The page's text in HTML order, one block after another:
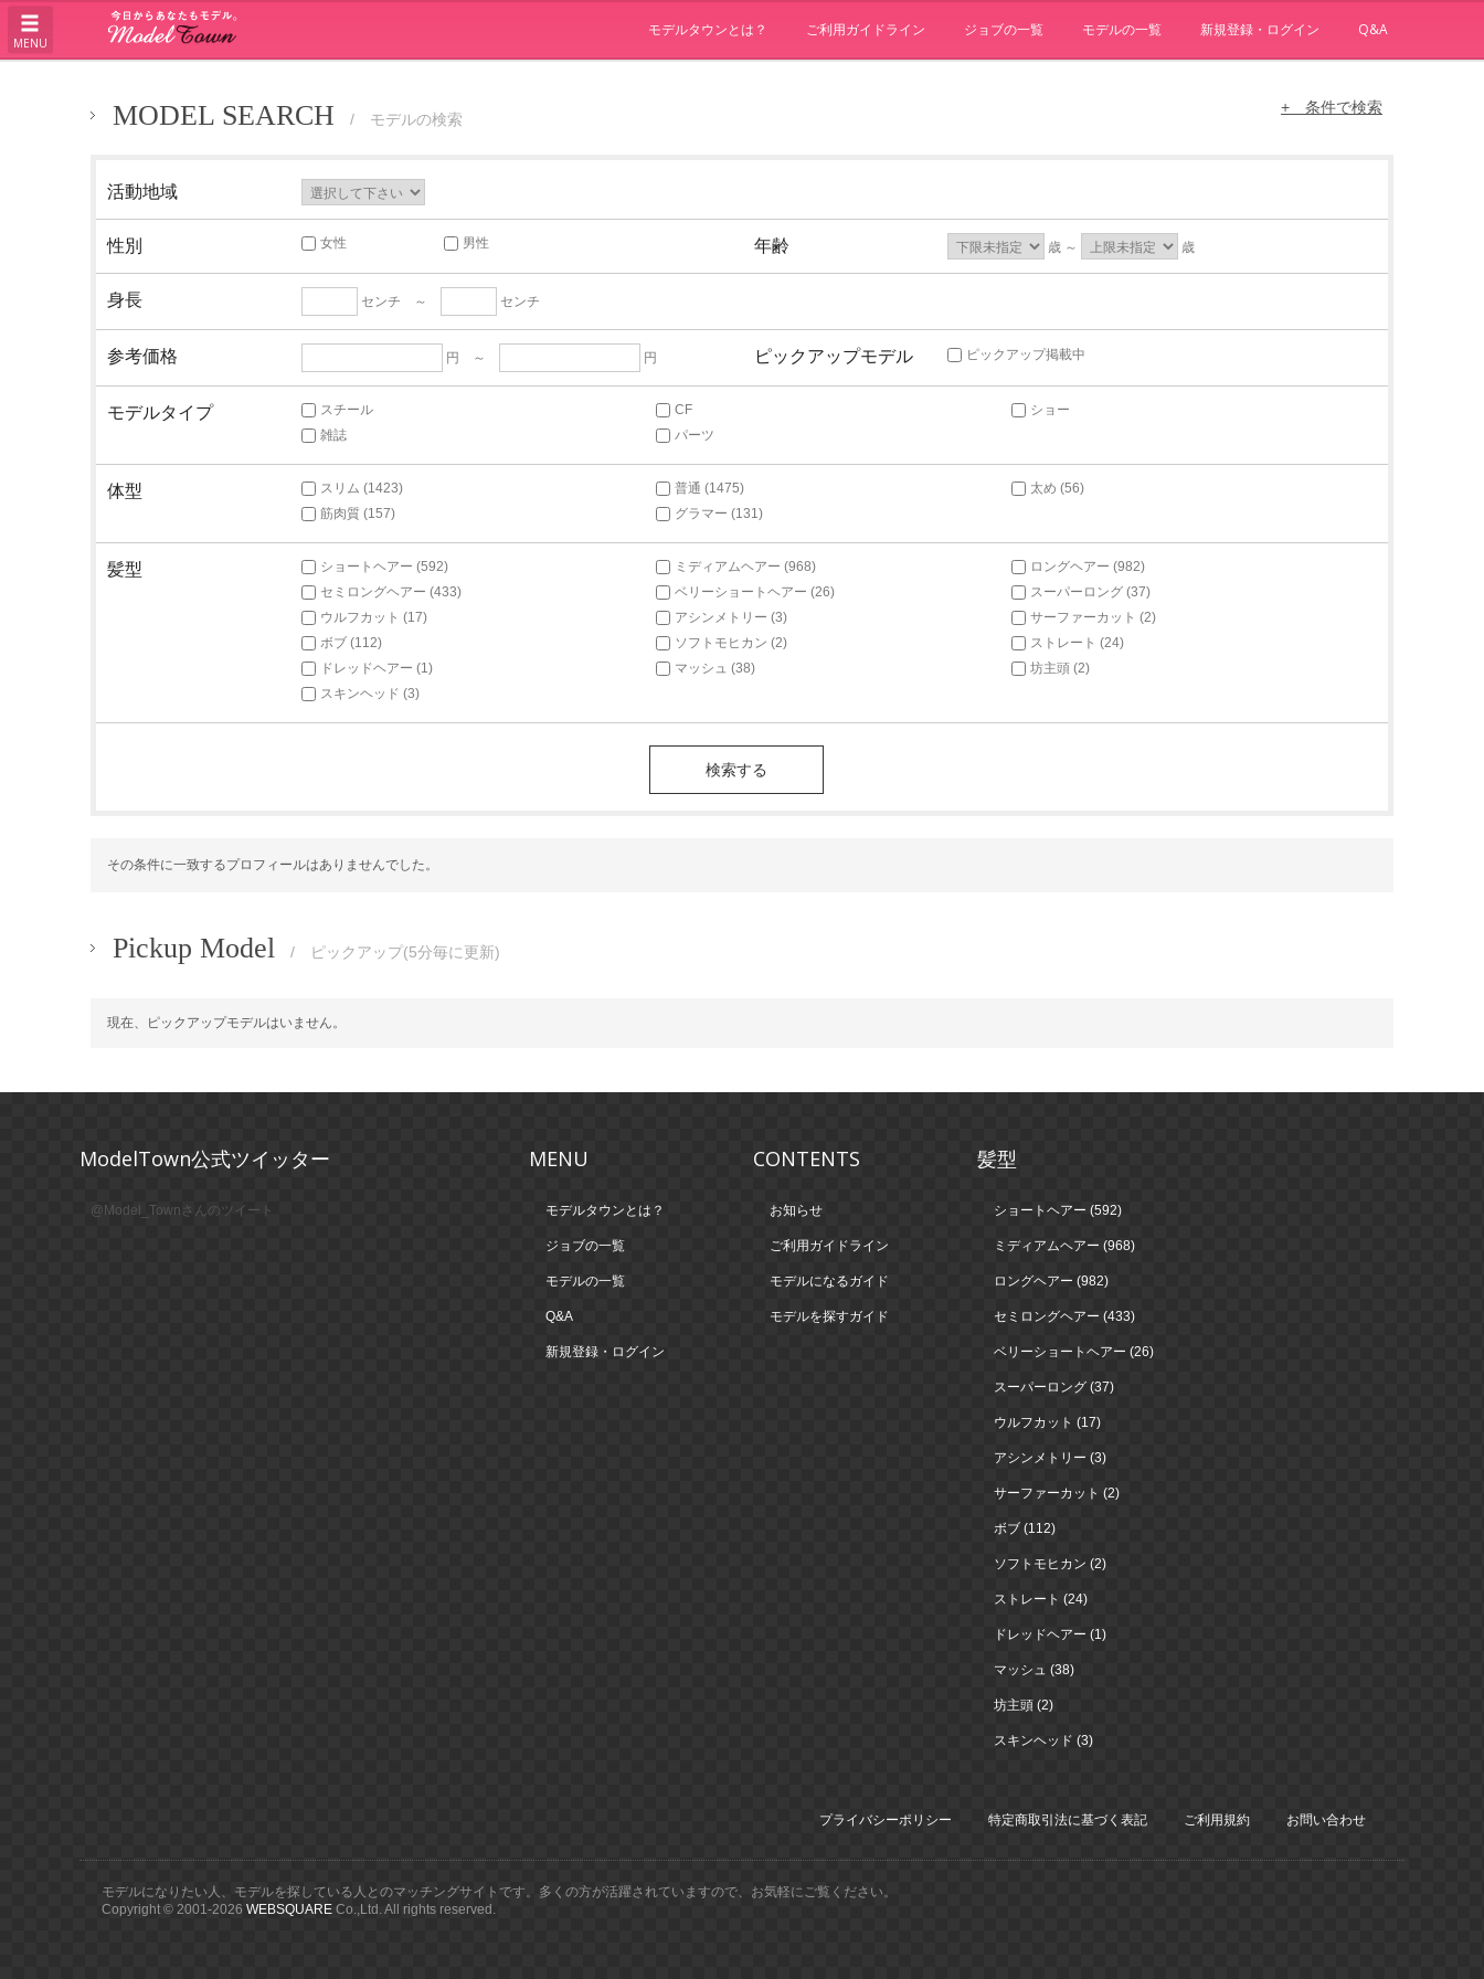
MENU
モデルタウンとは？ ご利用ガイドライン ジョブの一覧 モデルの一覧 新規登録・ログイン Q&A
MODEL SEARCH / モデルの検索
+ 条件で検索
活動地域
性別 女性 男性 年齢 歳 ～ 歳
身長 センチ ～ センチ
参考価格 円 ～ 円 ピックアップモデル ピックアップ掲載中
モデルタイプ スチール CF
ショー
雑誌
パーツ
体型 スリム (1423) 普通 (1475)
太め (56)
筋肉質 (157)
グラマー (131)
髪型 ショートヘアー (592) ミディアムヘアー (968)
ロングヘアー (982)
セミロングヘアー (433)
ベリーショートヘアー (26)
スーパーロング (37)
ウルフカット (17)
アシンメトリー (3)
サーファーカット (2)
ボブ (112)
ソフトモヒカン (2)
ストレート (24)
ドレッドヘアー (1)
マッシュ (38)
坊主頭 (2)
スキンヘッド (3)
その条件に一致するプロフィールはありませんでした。
Pickup Model / ピックアップ(5分毎に更新)
現在、ピックアップモデルはいません。
ModelTown公式ツイッター
@Model_Townさんのツイート
MENU
モデルタウンとは？
ジョブの一覧
モデルの一覧
Q&A
新規登録・ログイン
CONTENTS
お知らせ
ご利用ガイドライン
モデルになるガイド
モデルを探すガイド
髪型
ショートヘアー (592)
ミディアムヘアー (968)
ロングヘアー (982)
セミロングヘアー (433)
ベリーショートヘアー (26)
スーパーロング (37)
ウルフカット (17)
アシンメトリー (3)
サーファーカット (2)
ボブ (112)
ソフトモヒカン (2)
ストレート (24)
ドレッドヘアー (1)
マッシュ (38)
坊主頭 (2)
スキンヘッド (3)
プライバシーポリシー 特定商取引法に基づく表記 ご利用規約 お問い合わせ
モデルになりたい人、モデルを探している人とのマッチングサイトです。多くの方が活躍されていますので、お気軽にご覧ください。
Copyright © 2001-2026 WEBSQUARE Co.,Ltd. All rights reserved.